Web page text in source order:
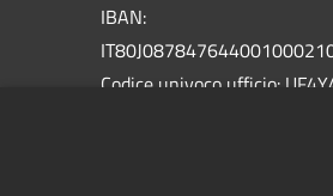
IBAN:
Codice univoco ufficio: